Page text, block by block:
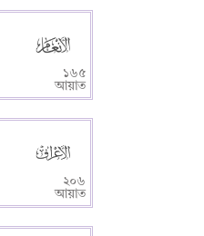
১৬৫
আয়াত
২০৬
আয়াত